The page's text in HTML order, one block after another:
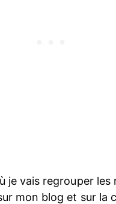
je vais regrouper les
mon blog et sur la